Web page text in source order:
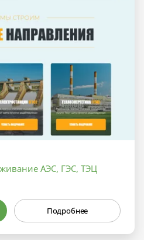
АЭС, ГЭС, ТЭЦ
Подробнее